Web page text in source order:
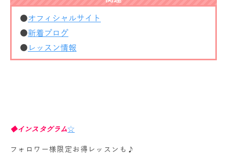
●オフィシャルサイト
●新着ブログ
●レッスン情報
◆インスタグラム☆
フォロワー様限定お得レッスンも♪